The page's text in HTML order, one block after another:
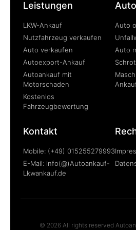
Leistungen
LKW-Ankauf
Nutzfahrzeug verkaufen
Auto verkaufen
Autoexport-Ankauf
Autoankauf mit
Motorschaden
Kostenlos
Fahrzeugbewertung
Auto
Auto
Kontakt
Mobile: (+49) 015255279993
E-Mail: info(@)Autoankauf-
Lkwankauf.de
© 2026 All rights reserved